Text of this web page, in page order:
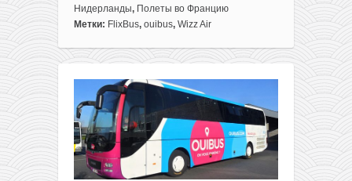
Бельгия
и
в
евротуре
из
Вильнюса
всего
за
44€
Нидерланды, Полеты во Францию
Метки: FlixBus, ouibus, Wizz Air